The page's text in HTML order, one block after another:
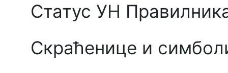
Статус УН
Скраћенице и